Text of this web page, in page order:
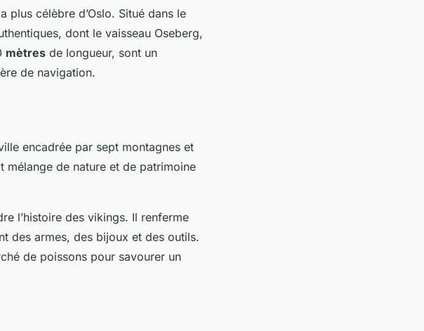
plus célèbre d’Oslo. Situé dans le
dont le vaisseau Oseberg,
mètres de longueur, sont un
de navigation.
encadrée par sept montagnes et
mélange de nature et de patrimoine
l’histoire des vikings. Il renferme
des armes, des bijoux et des outils.
de poissons pour savourer un